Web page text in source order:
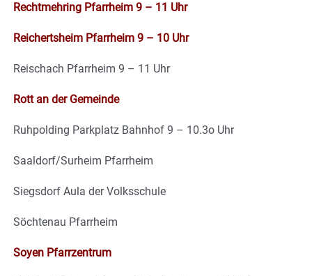
Rechtmehring Pfarrheim 9 – 11 Uhr
Reichertsheim Pfarrheim 9 – 10 Uhr
Reischach Pfarrheim 9 – 11 Uhr
Rott an der Gemeinde
Ruhpolding Parkplatz Bahnhof 9 – 10.3o Uhr
Saaldorf/Surheim Pfarrheim
Siegsdorf Aula der Volksschule
Söchtenau Pfarrheim
Soyen Pfarrzentrum